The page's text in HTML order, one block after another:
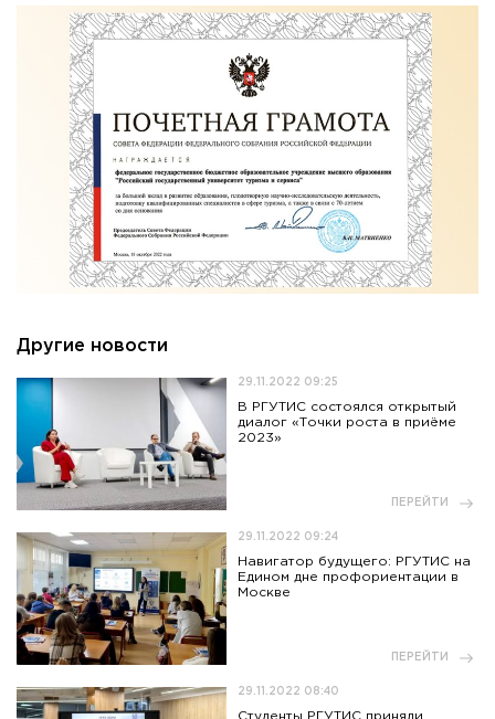
Другие новости
29.11.2022 09:25
В РГУТИС состоялся открытый
диалог «Точки роста в приёме
2023»
ПЕРЕЙТИ
29.11.2022 09:24
Навигатор будущего: РГУТИС на
Едином дне профориентации в
Москве
ПЕРЕЙТИ
29.11.2022 08:40
Студенты РГУТИС приняли